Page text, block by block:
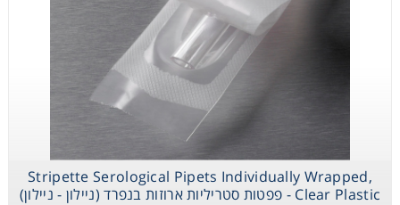
Stripette Serological Pipets Individually Wrapped,
Clear Plastic - פפטות סטריליות ארוזות בנפרד (ניילון - ניילון)